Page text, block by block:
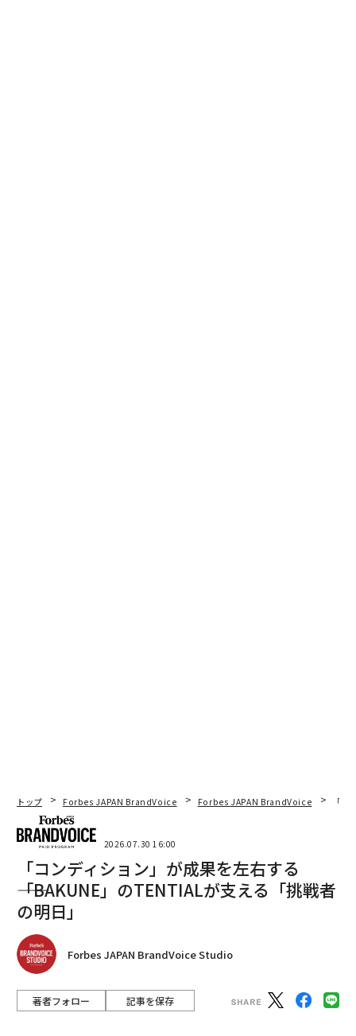
トップ Forbes JAPAN BrandVoice Forbes JAPAN BrandVoice 「
2026.07.30 16:00
「コンディション」が成果を左右する
――「BAKUNE」のTENTIALが支える「挑戦者
の明日」
Forbes JAPAN BrandVoice Studio
著者フォロー 記事を保存